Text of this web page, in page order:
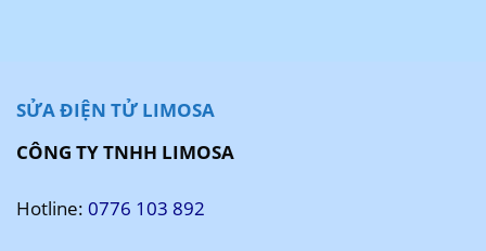
SỬA ĐIỆN TỬ LIMOSA
CÔNG TY TNHH LIMOSA
Hotline: 0776 103 892